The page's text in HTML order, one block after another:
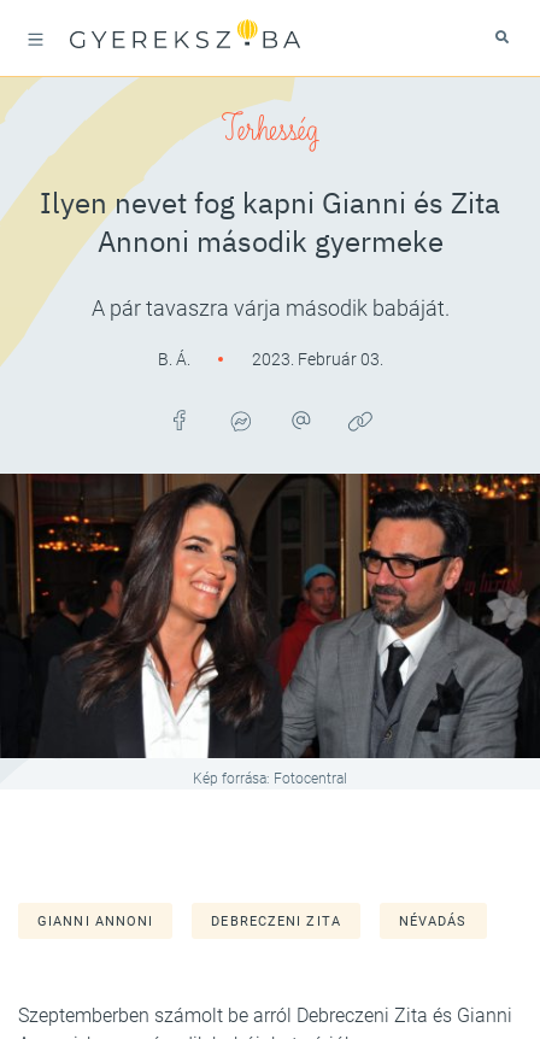
Terhesség
Ilyen nevet fog kapni Gianni és Zita
Annoni második gyermeke
A pár tavaszra várja második babáját.
B. Á. 2023. Február 03.
Kép forrása: Fotocentral
GIANNI ANNONI DEBRECZENI ZITA NÉVADÁS
Szeptemberben számolt be arról Debreczeni Zita és Gianni